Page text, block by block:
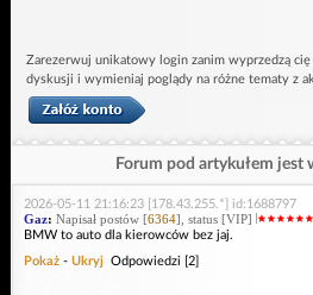
Zarezerwuj unikatowy login zanim wyprzedzą cię
dyskusji i wymieniaj poglądy na różne tematy z
Forum pod artykułem
2026-05-11 21:16:23 [178.43.255.*] id:1688797
Gaz: Napisał postów [6364], status [VIP]
BMW to auto dla kierowców bez jaj.
Pokaż - Ukryj Odpowiedzi [2]